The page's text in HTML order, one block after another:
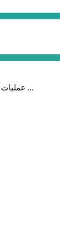
عملیات اجرایی مجتمع فرهنگی و هنری کلور از سال ۱۳۹۳ آغاز شده بود که با عنایت وزیر فرهنگ و ارشاد اسلامی دولت چهاردهم و با ...